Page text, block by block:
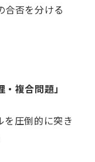
合否を分ける
複合問題」
を圧倒的に突き